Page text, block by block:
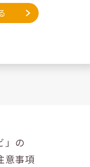
」の
意事項